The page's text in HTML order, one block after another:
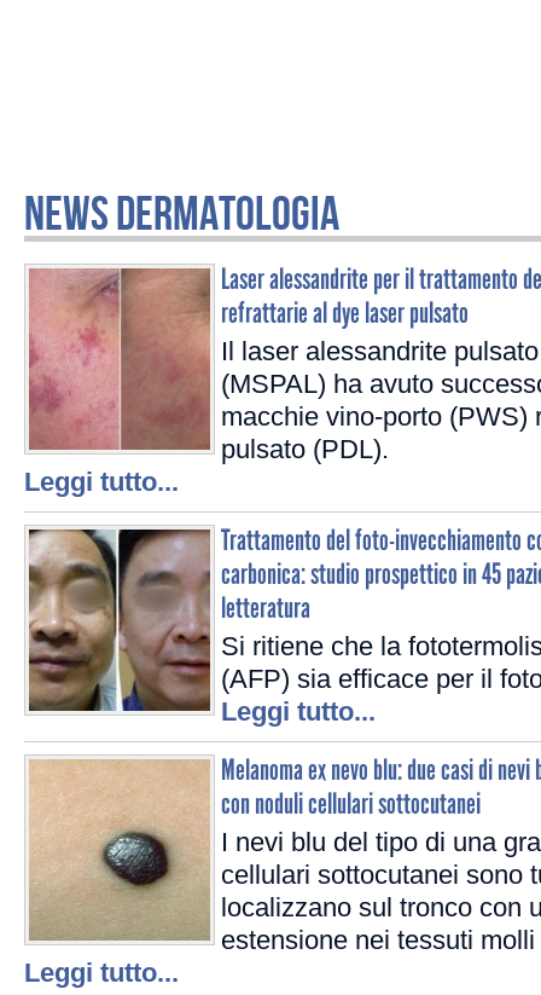
NEWS DERMATOLOGIA
Laser alessandrite per il trattamento
refrattarie al dye laser pulsato
Il laser alessandrite
(MSPAL) ha avuto
macchie vino-porto (PWS)
pulsato (PDL).
Leggi tutto...
Trattamento del foto-invecchiamento
carbonica: studio prospettico in 45
letteratura
Si ritiene che la
(AFP) sia efficace per il
Leggi tutto...
Melanoma ex nevo blu: due casi di
con noduli cellulari sottocutanei
I nevi blu del tipo di una
cellulari sottocutanei sono
localizzano sul tronco con
estensione nei tessuti
Leggi tutto...